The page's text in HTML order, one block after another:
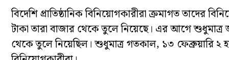
বিদেশি প্রাতিষ্ঠানিক বিনিয়োগকারীরা ক্রমাগত তাদের
টাকা তারা বাজার থেকে তুলে নিয়েছে। এর আগে শুধুমাত্র
থেকে তুলে নিয়েছিল। শুধুমাত্র গতকাল, ১৩ ফেব্রুয়ারি ২